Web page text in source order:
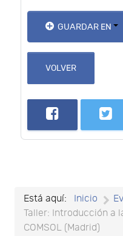
GUARDAR EN
VOLVER
Está aquí: Inicio
Taller: Introducción a
COMSOL (Madrid)